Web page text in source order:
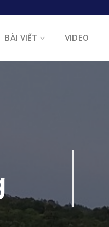
BÀI VIẾT VIDEO